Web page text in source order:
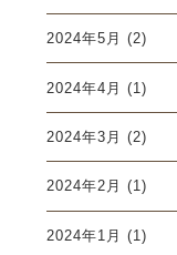
2024年5月 (2)
2024年4月 (1)
2024年3月 (2)
2024年2月 (1)
2024年1月 (1)